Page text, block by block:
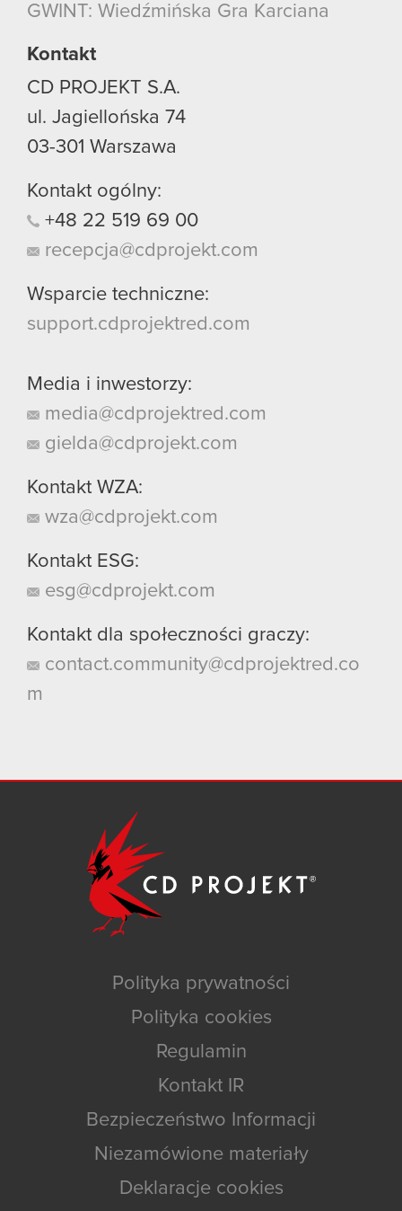
GWINT: Wiedźmińska Gra Karciana
Kontakt
CD PROJEKT S.A.
ul. Jagiellońska 74
03-301 Warszawa
Kontakt ogólny:
+48 22 519 69 00
recepcja@cdprojekt.com
Wsparcie techniczne:
support.cdprojektred.com
Media i inwestorzy:
media@cdprojektred.com
gielda@cdprojekt.com
Kontakt WZA:
wza@cdprojekt.com
Kontakt ESG:
esg@cdprojekt.com
Kontakt dla społeczności graczy:
contact.community@cdprojektred.co
m
Polityka prywatności
Polityka cookies
Regulamin
Kontakt IR
Bezpieczeństwo Informacji
Niezamówione materiały
Deklaracje cookies